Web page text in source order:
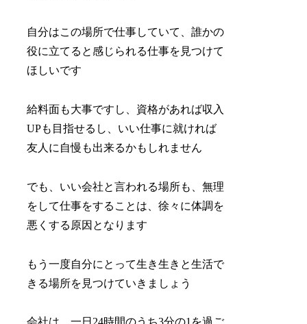
自分はこの場所で仕事していて、誰かの
役に立てると感じられる仕事を見つけて
ほしいです
給料面も大事ですし、資格があれば収入
UPも目指せるし、いい仕事に就ければ
友人に自慢も出来るかもしれません
でも、いい会社と言われる場所も、無理
をして仕事をすることは、徐々に体調を
悪くする原因となります
もう一度自分にとって生き生きと生活で
きる場所を見つけていきましょう